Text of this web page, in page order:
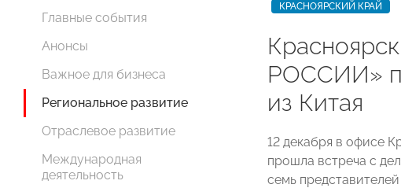
Главные события
Анонсы
Важное для бизнеса
Региональное развитие
Отраслевое развитие
Международная
деятельность
КРАСНОЯРСКИЙ КРАЙ
РОССИИ»
из Китая
12 декабря в офисе
прошла встреча с
семь